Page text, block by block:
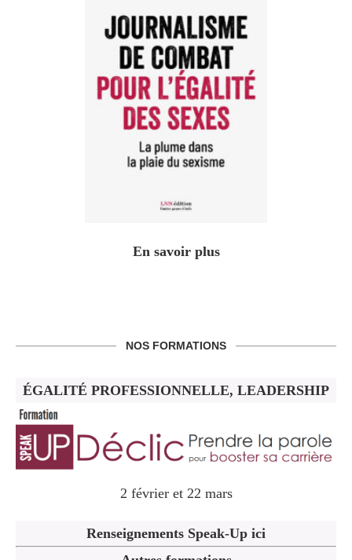
En savoir plus
NOS FORMATIONS
ÉGALITÉ PROFESSIONNELLE, LEADERSHIP
2 février et 22 mars
Renseignements Speak-Up ici